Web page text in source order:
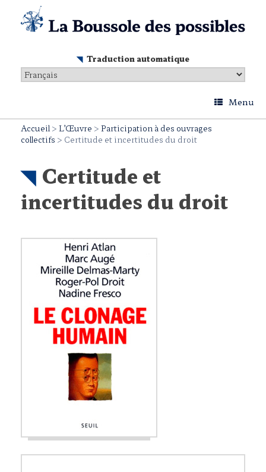
content
Traduction automatique
Menu
Accueil> L’Œuvre > Participation à des ouvrages
collectifs > Certitude et incertitudes du droit
Certitude et
incertitudes du droit